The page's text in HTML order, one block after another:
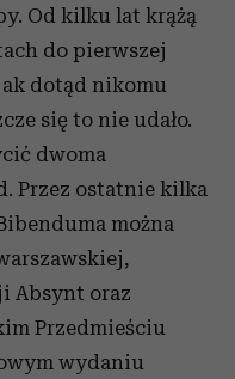
Od kilku lat krążą
do pierwszej
dotąd nikomu
się to nie udało.
dwoma
Przez ostatnie kilka
można
Absynt oraz
Przedmieściu
wydaniu